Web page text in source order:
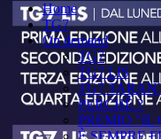
Home
TG7
On demand
TG7
TG7 LIS
TG7
PERCHÉ ?
PREMIO "IL